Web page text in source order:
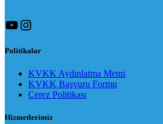
YouTube
Instagram
Politikalar
KVKK Aydınlatma Metni
KVKK Başvuru Formu
Çerez Politikası
Hizmetlerimiz